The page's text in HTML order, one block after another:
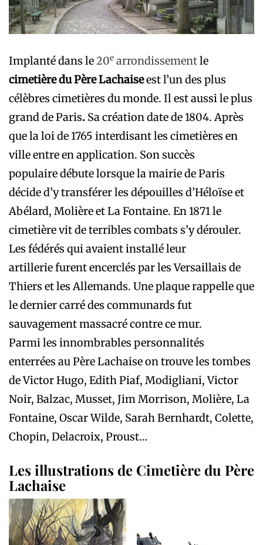
Implanté dans le20e arrondissementle
cimetière du Père Lachaiseest l’un des plus
célèbres cimetières du monde. Il est aussi le plus
grand de Paris. Sa création date de 1804. Après
que la loi de 1765 interdisant les cimetières en
ville entre en application. Son succès
populaire débute lorsque la mairie de Paris
décide d’y transférer les dépouilles d’Héloïse et
Abélard, Molière et La Fontaine. En 1871 le
cimetière vit de terribles combats s’y dérouler.
Les fédérés qui avaient installé leur
artillerie furent encerclés par les Versaillais de
Thiers et les Allemands. Une plaque rappelle que
le dernier carré des communards fut
sauvagement massacré contre ce mur.
Parmi les innombrables personnalités
enterrées au Père Lachaise on trouve les tombes
de Victor Hugo, Edith Piaf, Modigliani, Victor
Noir, Balzac, Musset, Jim Morrison, Molière, La
Fontaine, Oscar Wilde, Sarah Bernhardt, Colette,
Chopin, Delacroix, Proust…
Les illustrations de Cimetière du Père
Lachaise